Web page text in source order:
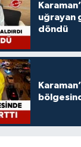
uğrayan
döndü